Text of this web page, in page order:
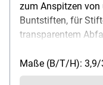
zum Anspitzen von
Buntstiften, für
transparentem
Behälters über
3,9/5,9 cm,
Maße (B/T/H): 3,9/